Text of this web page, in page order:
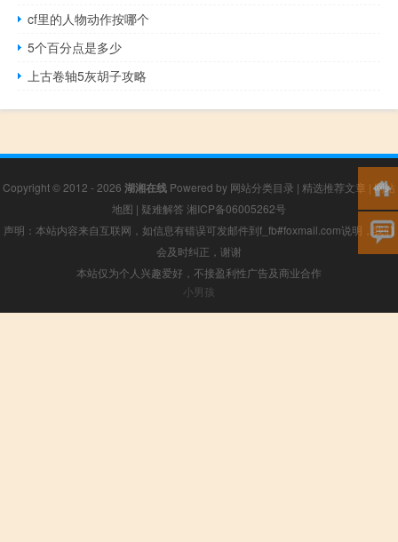
cf里的人物动作按哪个
5个百分点是多少
上古卷轴5灰胡子攻略
Copyright © 2012 - 2026 湖湘在线 Powered by 网站分类目录 | 精选推荐文章 |网站
地图 | 疑难解答 湘ICP备06005262号
声明：本站内容来自互联网，如信息有错误可发邮件到f_fb#foxmail.com说明，我们
会及时纠正，谢谢
本站仅为个人兴趣爱好，不接盈利性广告及商业合作
小男孩